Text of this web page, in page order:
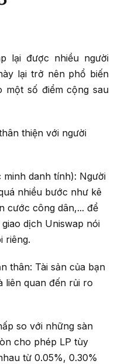
lại được nhiều người
lại trở nên phổ biến
số điểm cộng sau
thiện với người
minh danh tính): Người
nhiều bước như kê
cước công dân,... để
dịch Uniswap nói
riêng.
thân: Tài sản của bạn
liên quan đến rủi ro
so với những sàn
cho phép LP tùy
từ 0.05%, 0.30%